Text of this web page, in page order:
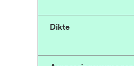
Dikte